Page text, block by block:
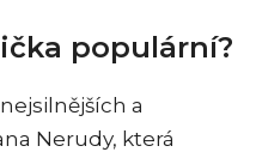
populární?
a
Nerudy, která